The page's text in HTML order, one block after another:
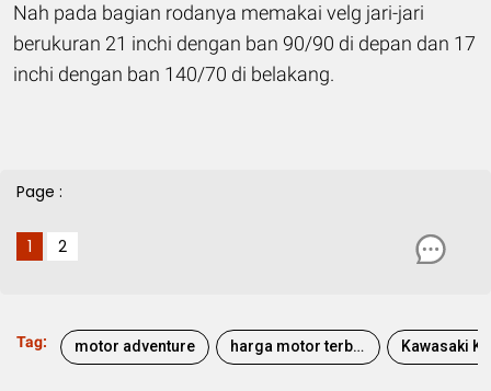
Nah pada bagian rodanya memakai velg jari-jari
berukuran 21 inchi dengan ban 90/90 di depan dan 17
inchi dengan ban 140/70 di belakang.
Page :
1 2
Tag: motor adventure harga motor terbaru